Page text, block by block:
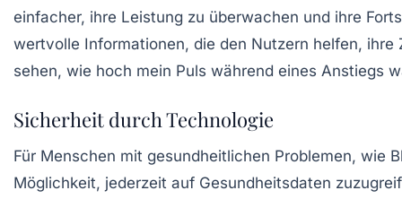
einfacher, ihre Leistung zu überwachen und ihre
wertvolle Informationen, die den Nutzern helfen,
sehen, wie hoch mein Puls während eines Anstiegs
Sicherheit durch Technologie
Für Menschen mit gesundheitlichen Problemen, wie
Möglichkeit, jederzeit auf Gesundheitsdaten